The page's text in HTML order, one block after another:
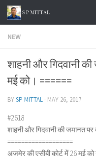
Skip to content
NEW
शाहनी और गिदवानी
मई को। ======
BYSP MITTAL · MAY 26, 2017
#2618
शाहनी और गिदवानी की जमानत पर
===================
अजमेर की एसीबी कोर्ट में 26 मई